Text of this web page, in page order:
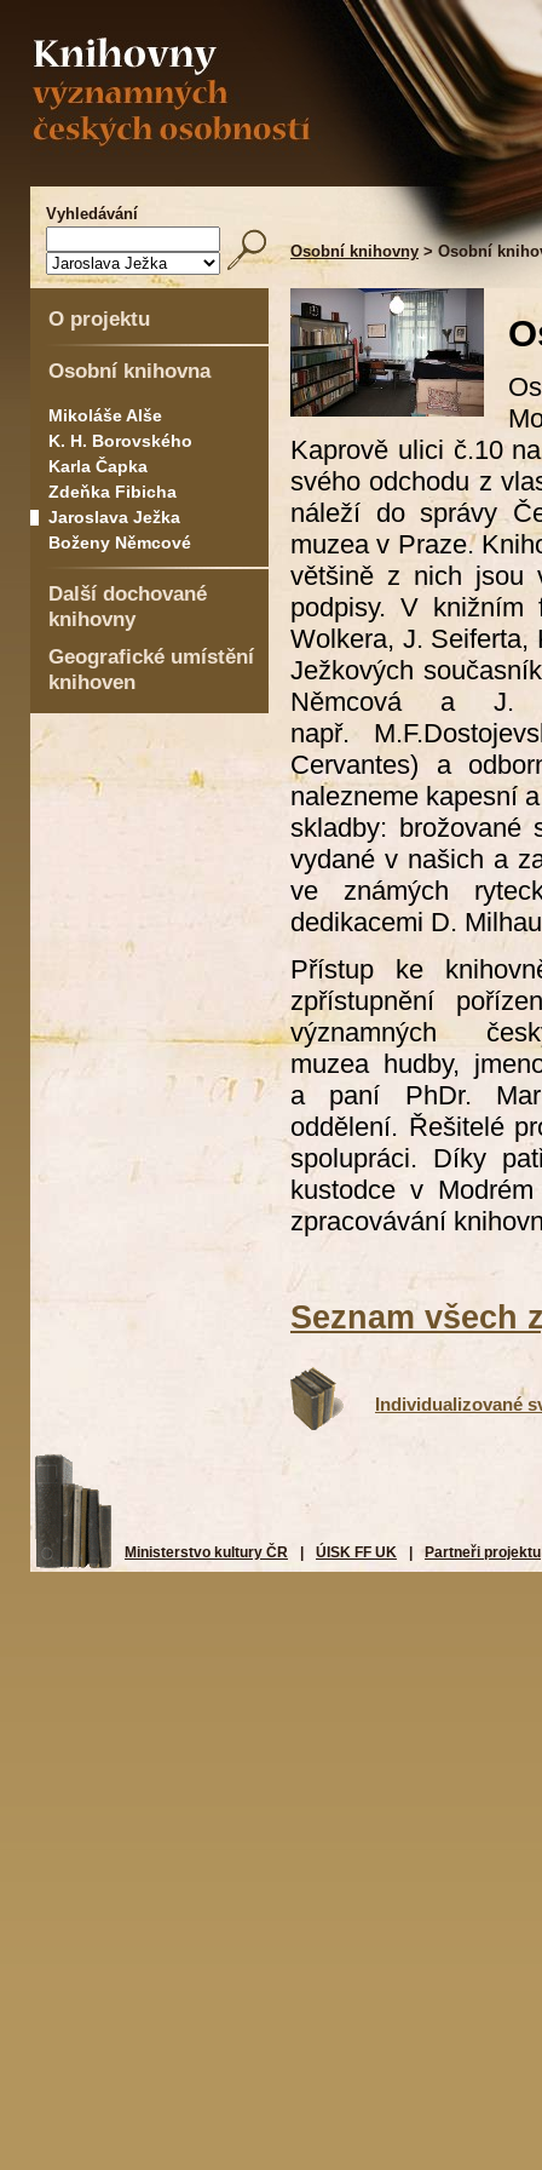
Vyhledávání
Osobní knihovny > Osobní
O projektu
Osobní knihovna
Mikoláše Alše
K. H. Borovského
Karla Čapka
Zdeňka Fibicha
Jaroslava Ježka
Boženy Němcové
Další dochované
knihovny
Geografické umístění
knihoven
Kaprově ulici č.10
svého odchodu z
náleží do správy
muzea v Praze.
většině z nich jsou
podpisy. V knižním
Wolkera, J. Seiferta,
Ježkových
Němcová a J.
např.
Cervantes) a
nalezneme kapesní
skladby: brožované
vydané v našich a
ve známých
dedikacemi D.
Přístup ke
zpřístupnění
významných
muzea hudby,
a paní PhDr.
oddělení. Řešitelé
spolupráci. Díky
kustodce v
zpracovávání
Seznam všech
Individualizované
Ministerstvo kultury ČR ÚISK FF UK Partneři projektu